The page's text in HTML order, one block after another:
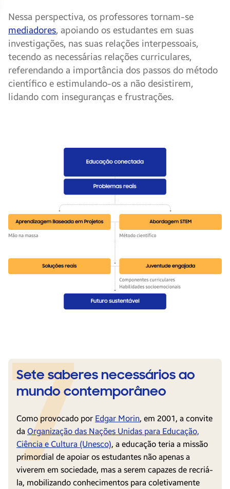
Nessa perspectiva, os professores tornam-se
mediadores, apoiando os estudantes em suas
investigações, nas suas relações interpessoais,
tecendo as necessárias relações curriculares,
referendando a importância dos passos do método
científico e estimulando-os a não desistirem,
lidando com inseguranças e frustrações.
Sete saberes necessários ao
mundo contemporâneo
Como provocado por Edgar Morin, em 2001, a convite
da Organização das Nações Unidas para Educação,
Ciência e Cultura (Unesco), a educação teria a missão
primordial de apoiar os estudantes não apenas a
viverem em sociedade, mas a serem capazes de recriá-
la, mobilizando conhecimentos para coletivamente